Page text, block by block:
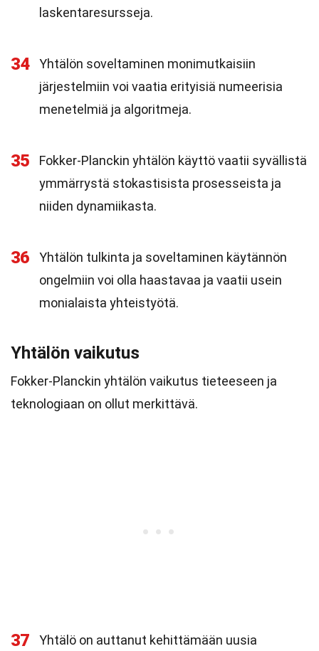
laskentaresursseja.
34
Yhtälön soveltaminen monimutkaisiin
järjestelmiin voi vaatia erityisiä numeerisia
menetelmiä ja algoritmeja.
35
Fokker-Planckin yhtälön käyttö vaatii syvällistä
ymmärrystä stokastisista prosesseista ja
niiden dynamiikasta.
36
Yhtälön tulkinta ja soveltaminen käytännön
ongelmiin voi olla haastavaa ja vaatii usein
monialaista yhteistyötä.
Yhtälön vaikutus
Fokker-Planckin yhtälön vaikutus tieteeseen ja
teknologiaan on ollut merkittävä.
37
Yhtälö on auttanut kehittämään uusia